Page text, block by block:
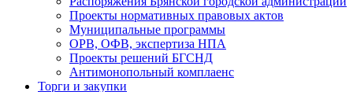
Проекты нормативных правовых актов
Муниципальные программы
ОРВ, ОФВ, экспертиза НПА
Проекты решений БГСНД
Антимонопольный комплаенс
Торги и закупки